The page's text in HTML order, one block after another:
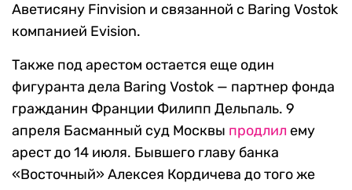
Аветисяну Finvision и связанной с Baring Vostok
компанией Evision.
Также под арестом остается еще один
фигуранта дела Baring Vostok — партнер фонда
гражданин Франции Филипп Дельпаль. 9
апреля Басманный суд Москвы продлил ему
арест до 14 июля. Бывшего главу банка
«Восточный» Алексея Кордичева до того же